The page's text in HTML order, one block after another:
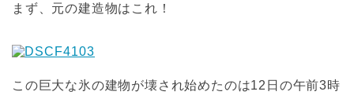
まず、元の建造物はこれ！
この巨大な氷の建物が壊され始めたのは12日の午前3時